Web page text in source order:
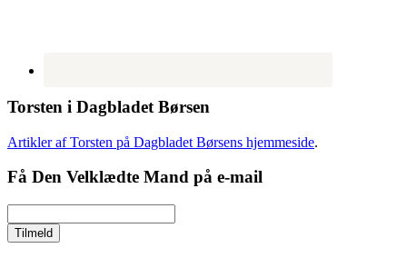
Torsten i Dagbladet Børsen
Artikler af Torsten på Dagbladet Børsens hjemmeside.
Få Den Velklædte Mand på e-mail